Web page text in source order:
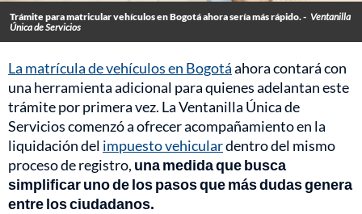
Trámite para matricular vehículos en Bogotá ahora sería más rápido. - Ventanilla
Única de Servicios
La matrícula de vehículos en Bogotáahora contará con
una herramienta adicional para quienes adelantan este
trámite por primera vez. La Ventanilla Única de
Servicios comenzó a ofrecer acompañamiento en la
liquidación del impuesto vehiculardentro del mismo
proceso de registro, una medida que busca
simplificar uno de los pasos que más dudas genera
entre los ciudadanos.